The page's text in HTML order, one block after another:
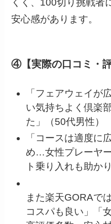
くく、100切り挑戦者
安心感があります。
④【実際の口コミ・評
「フェアウェイが
い気持ちよく倶楽
た」（50代男性）
「コースは適度に
め…女性プレーヤ
ト乗り入れも助か
また楽天GORAで
コスパも良い」「